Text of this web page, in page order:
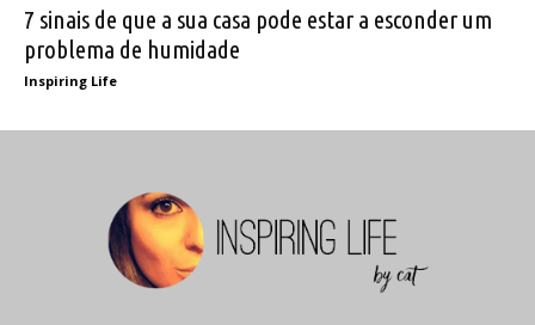
7 sinais de que a sua casa pode estar a esconder um
problema de humidade
Inspiring Life